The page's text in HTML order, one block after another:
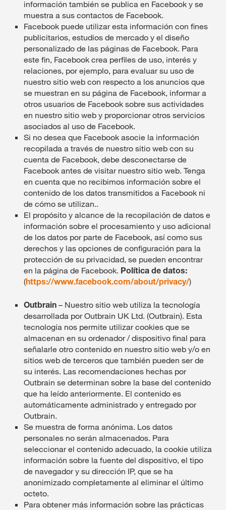
información también se publica en Facebook y se
muestra a sus contactos de Facebook.
Facebook puede utilizar esta información con fines
publicitarios, estudios de mercado y el diseño
personalizado de las páginas de Facebook. Para
este fin, Facebook crea perfiles de uso, interés y
relaciones, por ejemplo, para evaluar su uso de
nuestro sitio web con respecto a los anuncios que
se muestran en su página de Facebook, informar a
otros usuarios de Facebook sobre sus actividades
en nuestro sitio web y proporcionar otros servicios
asociados al uso de Facebook.
Si no desea que Facebook asocie la información
recopilada a través de nuestro sitio web con su
cuenta de Facebook, debe desconectarse de
Facebook antes de visitar nuestro sitio web. Tenga
en cuenta que no recibimos información sobre el
contenido de los datos transmitidos a Facebook ni
de cómo se utilizan..
El propósito y alcance de la recopilación de datos e
información sobre el procesamiento y uso adicional
de los datos por parte de Facebook, así como sus
derechos y las opciones de configuración para la
protección de su privacidad, se pueden encontrar
en la página de Facebook. Política de datos:
(https://www.facebook.com/about/privacy/)
Outbrain – Nuestro sitio web utiliza la tecnología
desarrollada por Outbrain UK Ltd. (Outbrain). Esta
tecnología nos permite utilizar cookies que se
almacenan en su ordenador / dispositivo final para
señalarle otro contenido en nuestro sitio web y/o en
sitios web de terceros que también pueden ser de
su interés. Las recomendaciones hechas por
Outbrain se determinan sobre la base del contenido
que ha leído anteriormente. El contenido es
automáticamente administrado y entregado por
Outbrain.
Se muestra de forma anónima. Los datos
personales no serán almacenados. Para
seleccionar el contenido adecuado, la cookie utiliza
información sobre la fuente del dispositivo, el tipo
de navegador y su dirección IP, que se ha
anonimizado completamente al eliminar el último
octeto.
Para obtener más información sobre las prácticas